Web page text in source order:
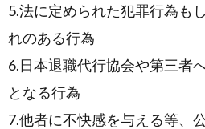
5.法に定められた犯罪行為も
れのある行為
6.日本退職代行協会や第三者
となる行為
7.他者に不快感を与える等、